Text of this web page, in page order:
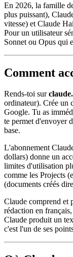
En 2026, la famille
plus puissant),
vitesse) et Claude
Pour un utilisateur
Sonnet ou Opus qui
Comment
Rends-toi sur
ordinateur). Crée un
Google. Tu as
te permet d'envoyer
base.
L'abonnement
dollars) donne un
limites d'utilisation
comme les Projects
(documents créés
Claude comprend et
rédaction en
Claude produit un
c'est l'un de ses